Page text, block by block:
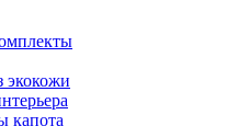
экокожи
капота